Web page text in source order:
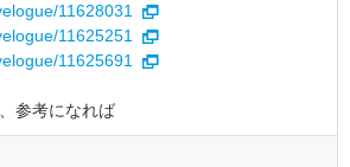
11628031
11625251
11625691
参考になれば